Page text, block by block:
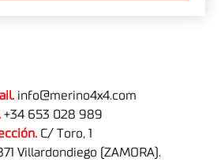
info@merino4x4.com
+34 653 028 989
C/ Toro, 1
Villardondiego (ZAMORA).